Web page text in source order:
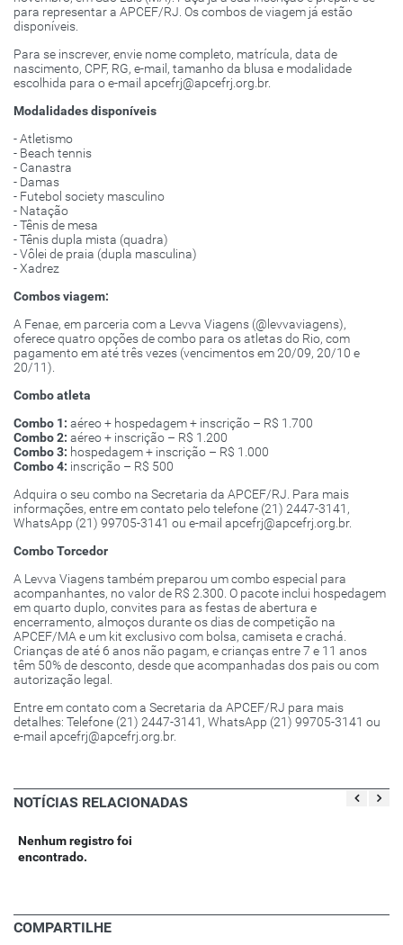
para representar a APCEF/RJ. Os combos de viagem já estão
disponíveis.
Para se inscrever, envie nome completo, matrícula, data de
nascimento, CPF, RG, e-mail, tamanho da blusa e modalidade
escolhida para o e-mail apcefrj@apcefrj.org.br.
Modalidades disponíveis
- Atletismo
- Beach tennis
- Canastra
- Damas
- Futebol society masculino
- Natação
- Tênis de mesa
- Tênis dupla mista (quadra)
- Vôlei de praia (dupla masculina)
- Xadrez
Combos viagem:
A Fenae, em parceria com a Levva Viagens (@levvaviagens),
oferece quatro opções de combo para os atletas do Rio, com
pagamento em até três vezes (vencimentos em 20/09, 20/10 e
20/11).
Combo atleta
Combo 1: aéreo + hospedagem + inscrição – R$ 1.700
Combo 2: aéreo + inscrição – R$ 1.200
Combo 3: hospedagem + inscrição – R$ 1.000
Combo 4: inscrição – R$ 500
Adquira o seu combo na Secretaria da APCEF/RJ. Para mais
informações, entre em contato pelo telefone (21) 2447-3141,
WhatsApp (21) 99705-3141 ou e-mail apcefrj@apcefrj.org.br.
Combo Torcedor
A Levva Viagens também preparou um combo especial para
acompanhantes, no valor de R$ 2.300. O pacote inclui hospedagem
em quarto duplo, convites para as festas de abertura e
encerramento, almoços durante os dias de competição na
APCEF/MA e um kit exclusivo com bolsa, camiseta e crachá.
Crianças de até 6 anos não pagam, e crianças entre 7 e 11 anos
têm 50% de desconto, desde que acompanhadas dos pais ou com
autorização legal.
Entre em contato com a Secretaria da APCEF/RJ para mais
detalhes: Telefone (21) 2447-3141, WhatsApp (21) 99705-3141 ou
e-mail apcefrj@apcefrj.org.br.
NOTÍCIAS RELACIONADAS
Nenhum registro foi
encontrado.
COMPARTILHE